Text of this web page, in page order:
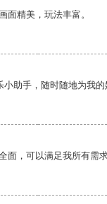
面精美，玩法丰富。
助手，随时随地为我的
面，可以满足我所有需求